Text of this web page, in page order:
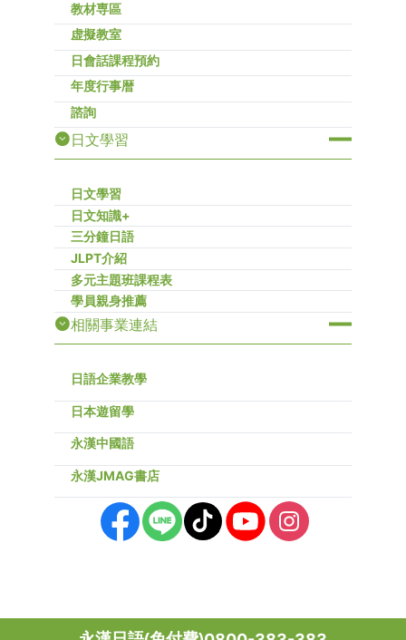
教材専區
虚擬教室
日會話課程預約
年度行事暦
諮詢
日文學習
日文學習
日文知識+
三分鐘日語
JLPT介紹
多元主題班課程表
學員親身推薦
相關事業連結
日語企業教學
日本遊留學
永漢中國語
永漢JMAG書店